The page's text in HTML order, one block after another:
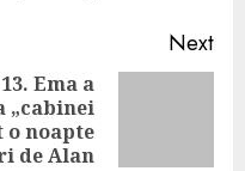
Next
Ema a
„cabinei
o noapte
de Alan